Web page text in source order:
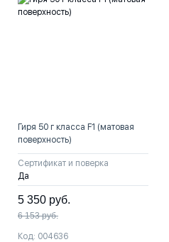
Гиря 50 г класса F1 (матовая
поверхность)
Сертификат и поверка
Да
5 350 руб.
6 153руб.
Код: 004636